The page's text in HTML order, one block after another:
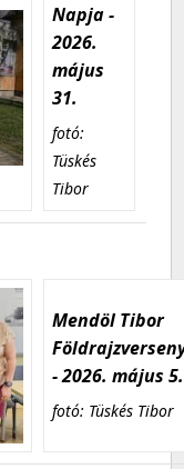
Napja -
2026.
május
31.
fotó:
Tüskés
Tibor
Mendöl Tibor
- 2026. május 5.
fotó: Tüskés Tibor